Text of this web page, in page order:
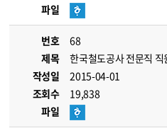
파일
번호
68
제목
한국철도공사 전문직
작성일
2015-04-01
조회수
19,838
파일